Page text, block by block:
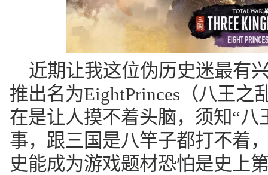
近期让我这位伪历史迷最有
推出名为EightPrinces（八王之
在是让人摸不着头脑，须知“八
事，跟三国是八竿子都打不着
史能成为游戏题材恐怕是史上